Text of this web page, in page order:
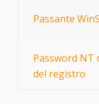
Passante
Password NT
del registro